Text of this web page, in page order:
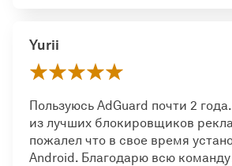
Yurii
Пользуюсь AdGuard почти 2
из лучших блокировщиков
пожалел что в свое время
Android. Благодарю всю